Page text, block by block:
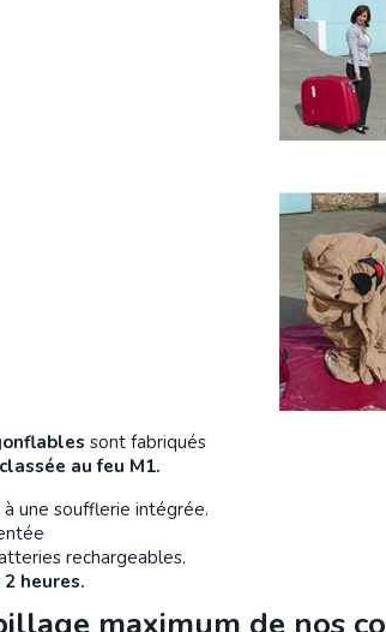
sont fabriqués
au feu M1.
une soufflerie intégrée.
rechargeables.
heures.